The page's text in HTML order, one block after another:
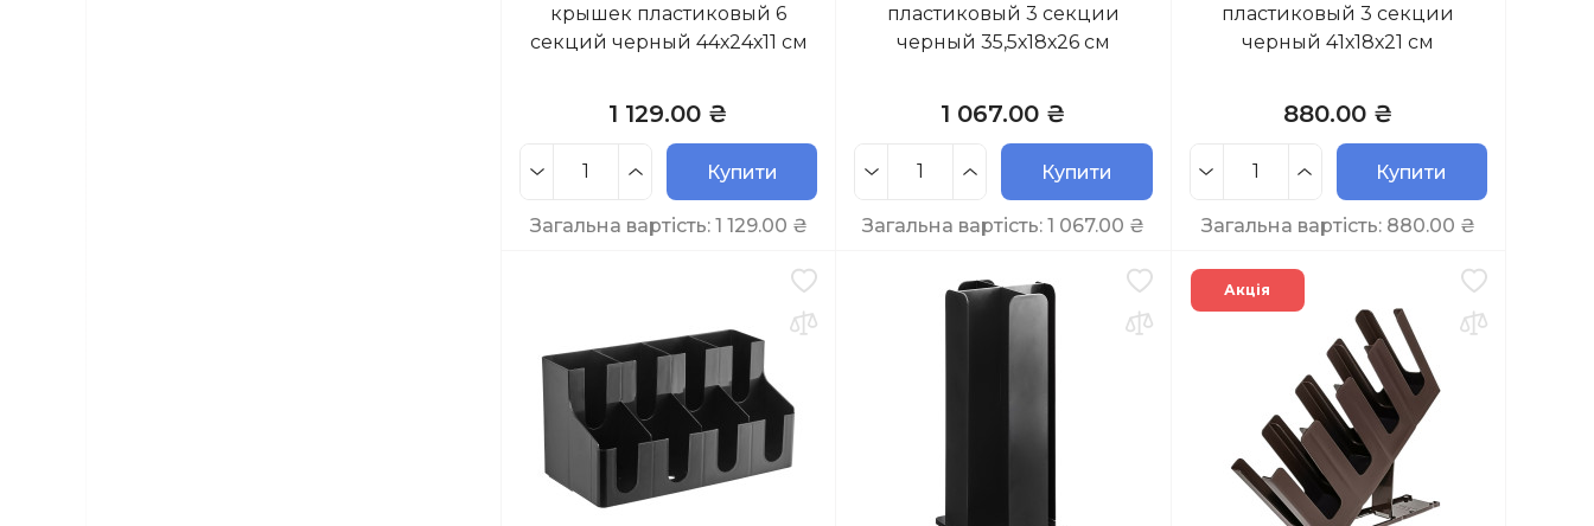
крышек пластиковый 6
секций черный 44х24х11 см
1 129.00 ₴
Купити
Загальна вартість: 1 129.00 ₴
пластиковый 3 секции
черный 35,5х18х26 см
1 067.00 ₴
Купити
Загальна вартість: 1 067.00 ₴
пластиковый 3 секции
черный 41х18х21 см
880.00 ₴
Купити
Загальна вартість: 880.00 ₴
Акція